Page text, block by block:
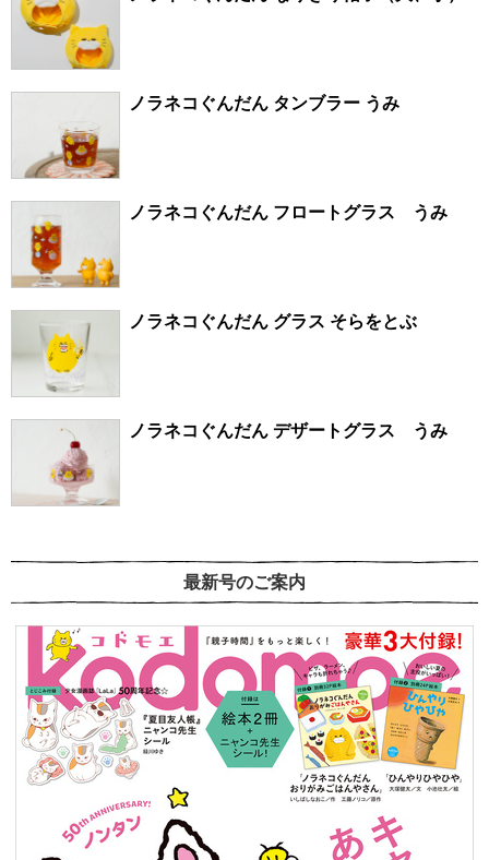
ノラネコぐんだん タンブラー うみ
ノラネコぐんだん フロートグラス うみ
ノラネコぐんだん グラス そらをとぶ
ノラネコぐんだん デザートグラス うみ
最新号のご案内